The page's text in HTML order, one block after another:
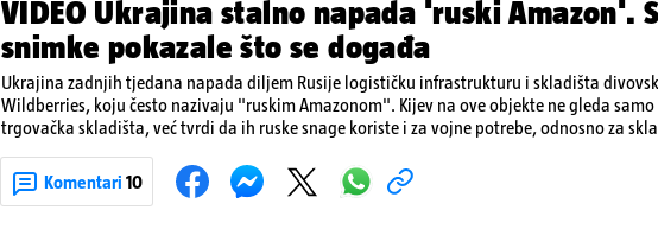
VIDEO Ukrajina stalno napada 'ruski Amazon'.
snimke pokazale što se događa
Ukrajina zadnjih tjedana napada diljem Rusije logističku infrastrukturu i skladišta
Wildberries, koju često nazivaju "ruskim Amazonom". Kijev na ove objekte ne gleda
trgovačka skladišta, već tvrdi da ih ruske snage koriste i za vojne potrebe, odnosno za
ruska bombardiranja ukrajinske poštanske i logističke infrastrukture te kao način da se
rata prenesu dublje na ruski teritorij i približe običnim građanima.
Komentari 10